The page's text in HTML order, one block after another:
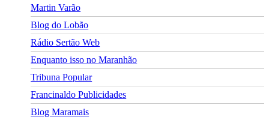
Martin Varão
Blog do Lobão
Rádio Sertão Web
Enquanto isso no Maranhão
Tribuna Popular
Francinaldo Publicidades
Blog Maramais